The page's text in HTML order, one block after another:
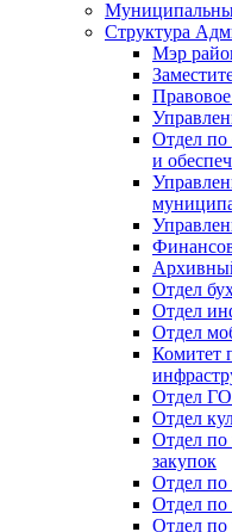
Структура
Мэр
Отдел по
и
Отдел
Отдел
Отдел
Комитет
Отдел
Отдел
Отдел по
закупок
Отдел по
Отдел по
Отдел